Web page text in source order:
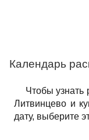
Календарь
Чтобы
Литвинцево и
дату, выберите